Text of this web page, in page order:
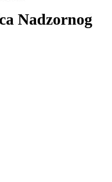
Nadzornog